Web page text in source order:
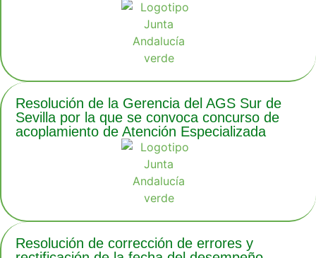
Resolución de la Gerencia del AGS Sur de
Sevilla por la que se convoca concurso de
acoplamiento de Atención Especializada
Resolución de corrección de errores y